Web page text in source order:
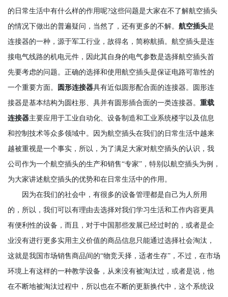
的日常生活中有什么样的作用呢?这些问题是大家在不了解航空插头
的情况下做出的普遍疑问，当然了，还有更多的不解。 航空插头是
连接器的一种，源于军工行业，故得名，简称航插。航空插头是连
接电气线路的机电元件，因此其自身的电气参数是选择航空插头首
先要考虑的问题。正确的选择和使用航空插头是保证电路可靠性的
一个重要方面。
圆形连接器具有近似圆形配合面的连接器。圆形连
接器是基本结构为圆柱形、具并有圆形插合面的一类连接器。 重载
连接器主要应用于工业自动化、设备制造和工业系统楼宇以及信息
和控制技术等众多领域中。因为航空插头在我们的日常生活中越来
越被重视是一个事实，所以，为了满足大家对航空插头的认识，我
公司作为一个航空插头的生产和销售“专家”，特别以航空插头为例，
为大家讲述航空插头的优势和在日常生活中的作用。
因为在我们的社会中，有很多的设备管理都是自己为人所用
的，所以，我们可以有理由去选择对我们学习生活和工作内容更具
有便利性的设备，而且，对于中国那些发展已经过时的，或者是企
业没有进行更多实用主义价值的商品信息只能通过选择社会淘汰，
这就是我国市场销售商品间的“物竞天择，适者生存”，不过，在市场
环境上有这样的一种教学设备，从来没有被淘汰过，或者是说，他
在不断地被淘汰过程中，所以也在不断的更新换代中，这个系统设